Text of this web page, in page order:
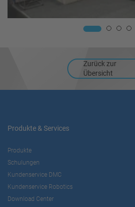
Zurück zur
Übersicht
Produkte & Services
Produkte
Schulungen
Kundenservice DMC
Kundenservice Robotics
Download Center